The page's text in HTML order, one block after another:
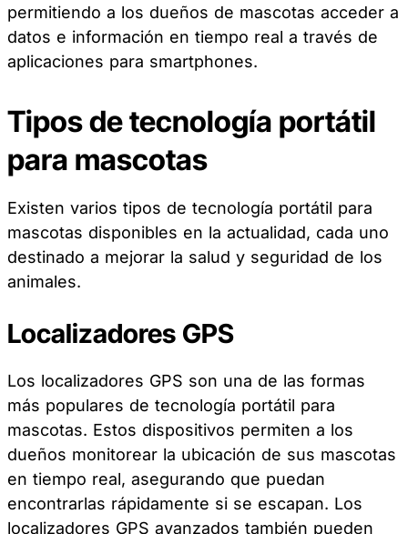
permitiendo a los dueños de mascotas acceder a
datos e información en tiempo real a través de
aplicaciones para smartphones.
Tipos de tecnología portátil
para mascotas
Existen varios tipos de tecnología portátil para
mascotas disponibles en la actualidad, cada uno
destinado a mejorar la salud y seguridad de los
animales.
Localizadores GPS
Los localizadores GPS son una de las formas
más populares de tecnología portátil para
mascotas. Estos dispositivos permiten a los
dueños monitorear la ubicación de sus mascotas
en tiempo real, asegurando que puedan
encontrarlas rápidamente si se escapan. Los
localizadores GPS avanzados también pueden